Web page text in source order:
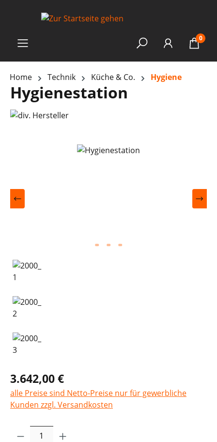
0
Home Technik Küche & Co. Hygiene
Hygienestation
Bildergalerie überspringen
3.642,00 €
alle Preise sind Netto-Preise nur für gewerbliche
Kunden zzgl. Versandkosten
Produkt Anzahl: Gib den gewünschten